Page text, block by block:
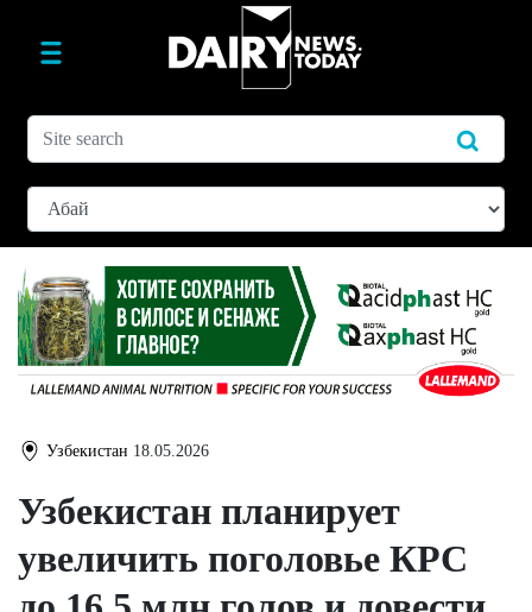
Узбекистан 18.05.2026
Узбекистан планирует
увеличить поголовье КРС